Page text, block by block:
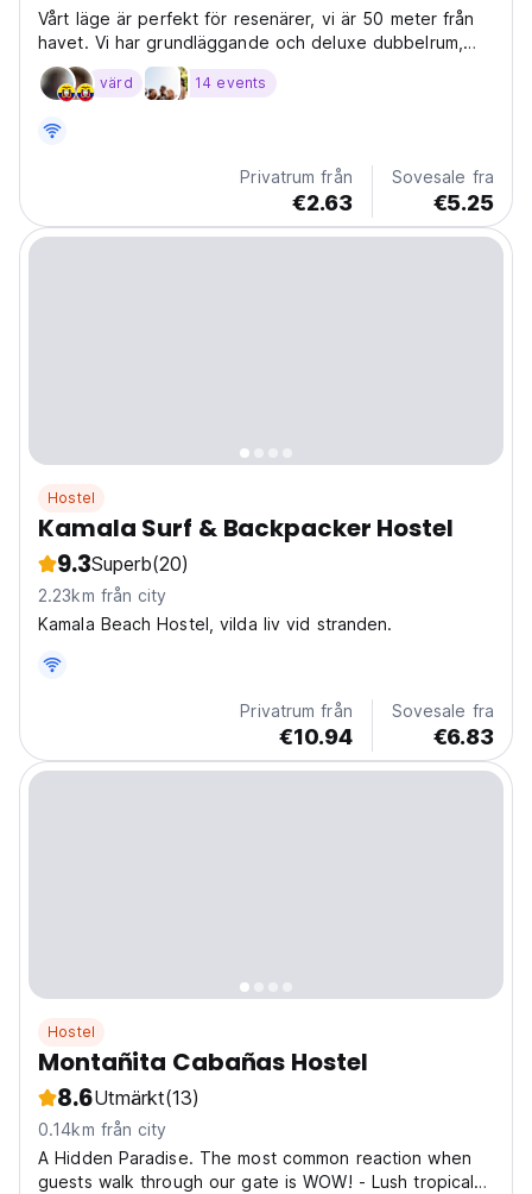
Vårt läge är perfekt för resenärer, vi är 50 meter från
havet. Vi har grundläggande och deluxe dubbelrum,
grupprum och delade.
värd 14 events
Privatrum från
€2.63
Sovesale fra
€5.25
Hostel
Kamala Surf & Backpacker Hostel
9.3Superb(20)
2.23km från city
Kamala Beach Hostel, vilda liv vid stranden.
Privatrum från
€10.94
Sovesale fra
€6.83
Hostel
Montañita Cabañas Hostel
8.6Utmärkt(13)
0.14km från city
A Hidden Paradise. The most common reaction when
guests walk through our gate is WOW! - Lush tropical